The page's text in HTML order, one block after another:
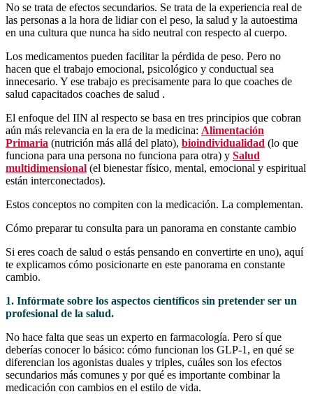
No se trata de efectos secundarios. Se trata de la experiencia real de
las personas a la hora de lidiar con el peso, la salud y la autoestima
en una cultura que nunca ha sido neutral con respecto al cuerpo.
Los medicamentos pueden facilitar la pérdida de peso. Pero no
hacen que el trabajo emocional, psicológico y conductual sea
innecesario. Y ese trabajo es precisamente para lo que coaches de
salud capacitados coaches de salud .
El enfoque del IIN al respecto se basa en tres principios que cobran
aún más relevancia en la era de la medicina: Alimentación
Primaria (nutrición más allá del plato), bioindividualidad (lo que
funciona para una persona no funciona para otra) y Salud
multidimensional (el bienestar físico, mental, emocional y espiritual
están interconectados).
Estos conceptos no compiten con la medicación. La complementan.
Cómo preparar tu consulta para un panorama en constante cambio
Si eres coach de salud o estás pensando en convertirte en uno), aquí
te explicamos cómo posicionarte en este panorama en constante
cambio.
1. Infórmate sobre los aspectos científicos sin pretender ser un
profesional de la salud.
No hace falta que seas un experto en farmacología. Pero sí que
deberías conocer lo básico: cómo funcionan los GLP-1, en qué se
diferencian los agonistas duales y triples, cuáles son los efectos
secundarios más comunes y por qué es importante combinar la
medicación con cambios en el estilo de vida.